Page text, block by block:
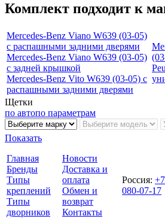
Комплект подходит к
Mercedes-Benz Viano W639 (03-05)
с распашными задними дверями
Mercedes-Benz Viano W639 (03-05)
с задней крышкой
Mercedes-Benz Vito W639 (03-05) с
распашными задними дверями
Щетки
по автопо параметрам
Показать
Главная
Бренды
Типы
креплений
Типы
дворников
Новости
Доставка и
оплата
Обмен и
возврат
Контакты
Россия:
080-07-17